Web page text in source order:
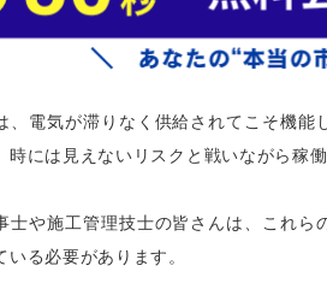
、電気が滞りなく供給されてこそ機
時には見えないリスクと戦いながら稼働
士や施工管理技士の皆さんは、これ
いる必要があります。